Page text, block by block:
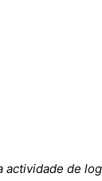
actividade de